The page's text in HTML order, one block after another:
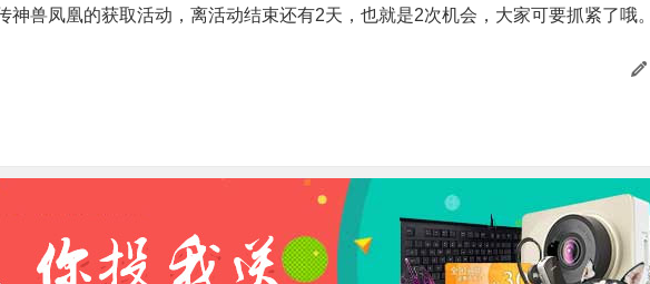
凤凰的获取活动，离活动结束还有2天，也就是2次机会，大家可要抓紧了哦。